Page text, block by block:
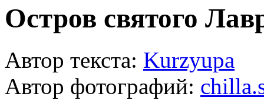
Остров святого
Автор текста: Kurzyupa
Автор фотографий: